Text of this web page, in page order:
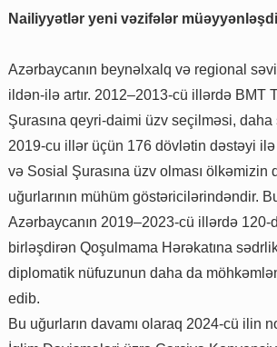
Nailiyyətlər yeni vəzifələr
Azərbaycanın beynəlxalq və regional
ildən-ilə artır. 2012–2013-cü illərdə BMT
Şurasına qeyri-daimi üzv seçilməsi,
2019-cu illər üçün 176 dövlətin dəstəyi
və Sosial Şurasına üzv olması ölkəmizin
uğurlarının mühüm göstəricilərindəndir.
Azərbaycanın 2019–2023-cü illərdə 120-
birləşdirən Qoşulmama Hərəkatına
diplomatik nüfuzunun daha da
edib.
Bu uğurların davamı olaraq 2024-cü ilin